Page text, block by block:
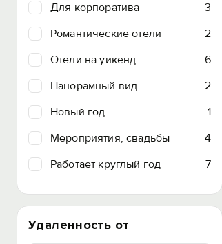
Для корпоратива
3
Романтические отели
2
Отели на уикенд
6
Панорамный вид
2
Новый год
1
Мероприятия, свадьбы
4
Работает круглый год
7
Удаленность от